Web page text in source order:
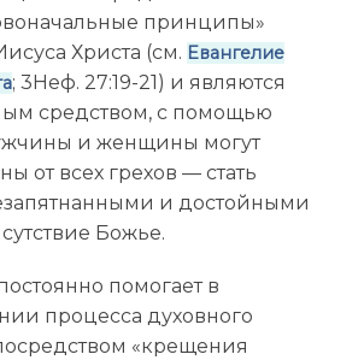
принципы»
Христа (см. Евангелие
; 3Неф. 27:19-21) и являются
средством, с помощью
и женщины могут
от всех грехов — стать
и достойными
Божье.
помогает в
процесса духовного
«крещения